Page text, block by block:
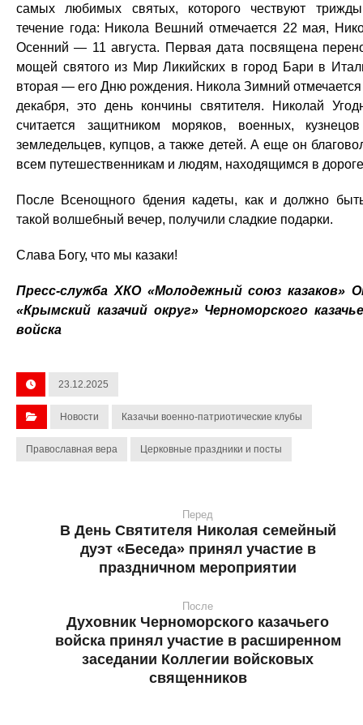
самых любимых святых, которого чествуют
течение года: Никола Вешний отмечается 22 мая,
Осенний — 11 августа. Первая дата посвящена
мощей святого из Мир Ликийских в город Бари в
вторая — его Дню рождения. Никола Зимний
декабря, это день кончины святителя. Николай
считается защитником моряков, военных,
земледельцев, купцов, а также детей. А еще он
всем путешественникам и людям, находящимся в
После Всенощного бдения кадеты, как и должно
такой волшебный вечер, получили сладкие подарки.
Слава Богу, что мы казаки!
Пресс-служба ХКО «Молодежный союз казаков»
«Крымский казачий округ» Черноморского
войска
23.12.2025
Новости Казачьи военно-патриотические клубы
Православная вера Церковные праздники и посты
Перед
В День Святителя Николая семейный
дуэт «Беседа» принял участие в
праздничном мероприятии
После
Духовник Черноморского казачьего
войска принял участие в расширенном
заседании Коллегии войсковых
священников